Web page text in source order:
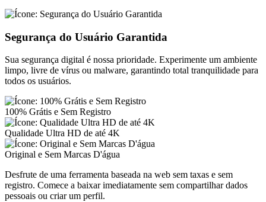
Segurança do Usuário Garantida
Sua segurança digital é nossa prioridade. Experimente um ambiente
limpo, livre de vírus ou malware, garantindo total tranquilidade para
todos os usuários.
100% Grátis e Sem Registro
Qualidade Ultra HD de até 4K
Original e Sem Marcas D'água
Desfrute de uma ferramenta baseada na web sem taxas e sem
registro. Comece a baixar imediatamente sem compartilhar dados
pessoais ou criar um perfil.